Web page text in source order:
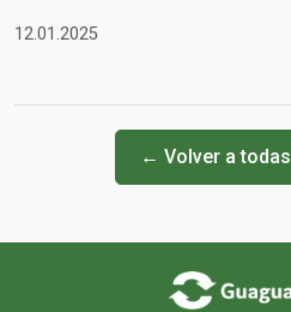
12.01.2025
← Volver a